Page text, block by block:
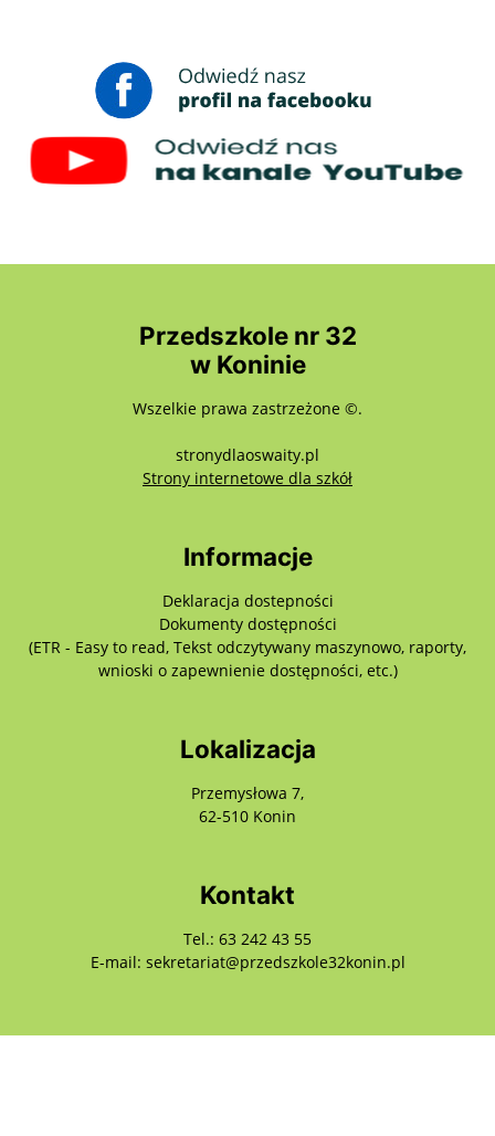
Przedszkole nr 32
w Koninie
Wszelkie prawa zastrzeżone ©.
stronydlaoswaity.pl
Strony internetowe dla szkółotwiera się w
Informacje
Deklaracja dostepności
Dokumenty dostępności
(ETR - Easy to read, Tekst odczytywany maszynowo, raporty,
wnioski o zapewnienie dostępności, etc.)
Lokalizacja
Przemysłowa 7,
62-510 Konin
Kontakt
Tel.: 63 242 43 55
E-mail: sekretariat@przedszkole32konin.pl